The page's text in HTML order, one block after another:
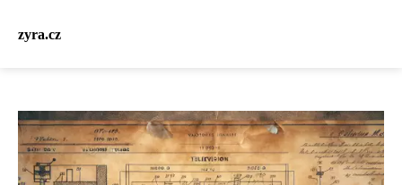
zyra.cz